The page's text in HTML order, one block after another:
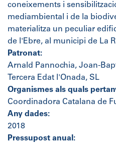
coneixements i
mediambiental i de la
materialitza un peculiar
de l'Ebre, al municipi de La
Patronat:
Arnald Pannochia, Joan-
Tercera Edat l'Onada, SL
Organismes als quals
Coordinadora Catalana de
Any dades:
2018
Pressupost anual: